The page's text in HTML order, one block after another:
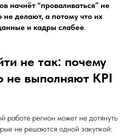
начнёт “проваливаться” не
не делают, а потому что их
и кадры слабее
не так: почему
не выполняют KPI
работе регион может не дотянуть
не решаются одной закупкой: